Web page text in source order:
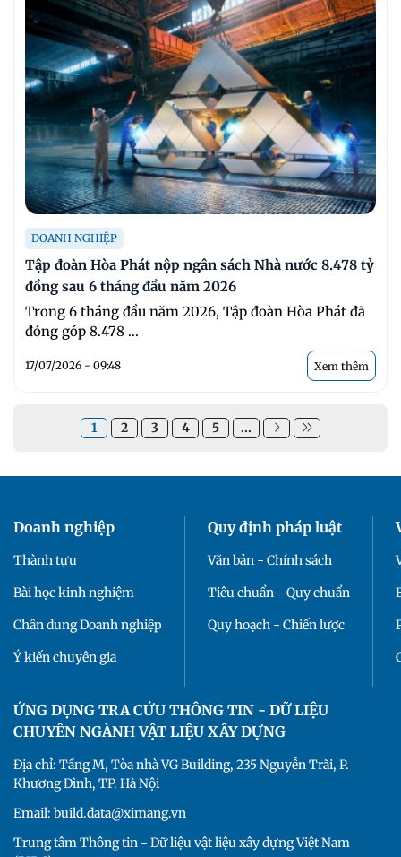
DOANH NGHIỆP
Tập đoàn Hòa Phát nộp ngân sách Nhà nước 8.478 tỷ
đồng sau 6 tháng đầu năm 2026
Trong 6 tháng đầu năm 2026, Tập đoàn Hòa Phát đã
đóng góp 8.478 ...
17/07/2026 - 09:48 Xem thêm
1 2 3 4 5 ...
Doanh nghiệp
Thành tựu
Bài học kinh nghiệm
Chân dung Doanh nghiệp
Ý kiến chuyên gia
Quy định pháp luật
Văn bản - Chính sách
Tiêu chuẩn - Quy chuẩn
Quy hoạch - Chiến lược
ỨNG DỤNG TRA CỨU THÔNG TIN - DỮ LIỆU
CHUYÊN NGÀNH VẬT LIỆU XÂY DỰNG
Địa chỉ: Tầng M, Tòa nhà VG Building, 235 Nguyễn Trãi, P.
Khương Đình, TP. Hà Nội
Email: build.data@ximang.vn
Trung tâm Thông tin - Dữ liệu vật liệu xây dựng Việt Nam